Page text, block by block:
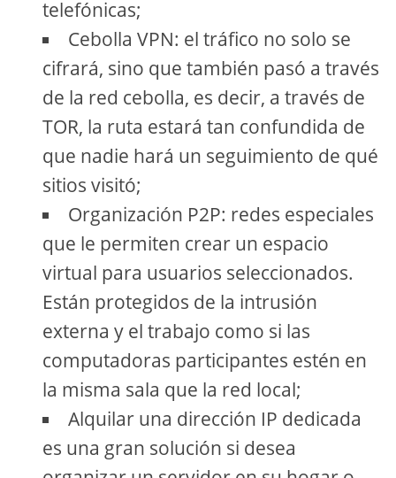
telefónicas;
Cebolla VPN: el tráfico no solo se
cifrará, sino que también pasó a través
de la red cebolla, es decir, a través de
TOR, la ruta estará tan confundida de
que nadie hará un seguimiento de qué
sitios visitó;
Organización P2P: redes especiales
que le permiten crear un espacio
virtual para usuarios seleccionados.
Están protegidos de la intrusión
externa y el trabajo como si las
computadoras participantes estén en
la misma sala que la red local;
Alquilar una dirección IP dedicada
es una gran solución si desea